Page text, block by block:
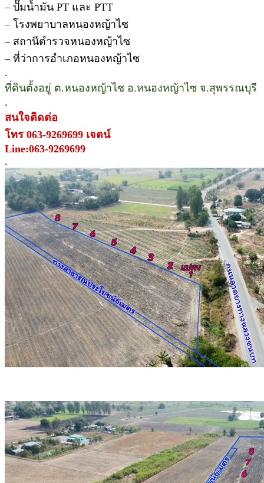
– ปั๊มน้ำมัน PT และ PTT
– โรงพยาบาลหนองหญ้าไซ
– สถานีตำรวจหนองหญ้าไซ
– ที่ว่าการอำเภอหนองหญ้าไซ
.
ที่ดินตั้งอยู่ ต.หนองหญ้าไซ อ.หนองหญ้าไซ จ.สุพรรณบุรี
.
สนใจติดต่อ
โทร 063-9269699 เจตน์
Line:063-9269699
.